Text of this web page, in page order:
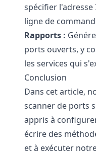
spécifier l'adresse
ligne de
Rapports :
ports ouverts, y
les services qui
Conclusion
Dans cet article,
scanner de ports
appris à
écrire des
et à exécuter